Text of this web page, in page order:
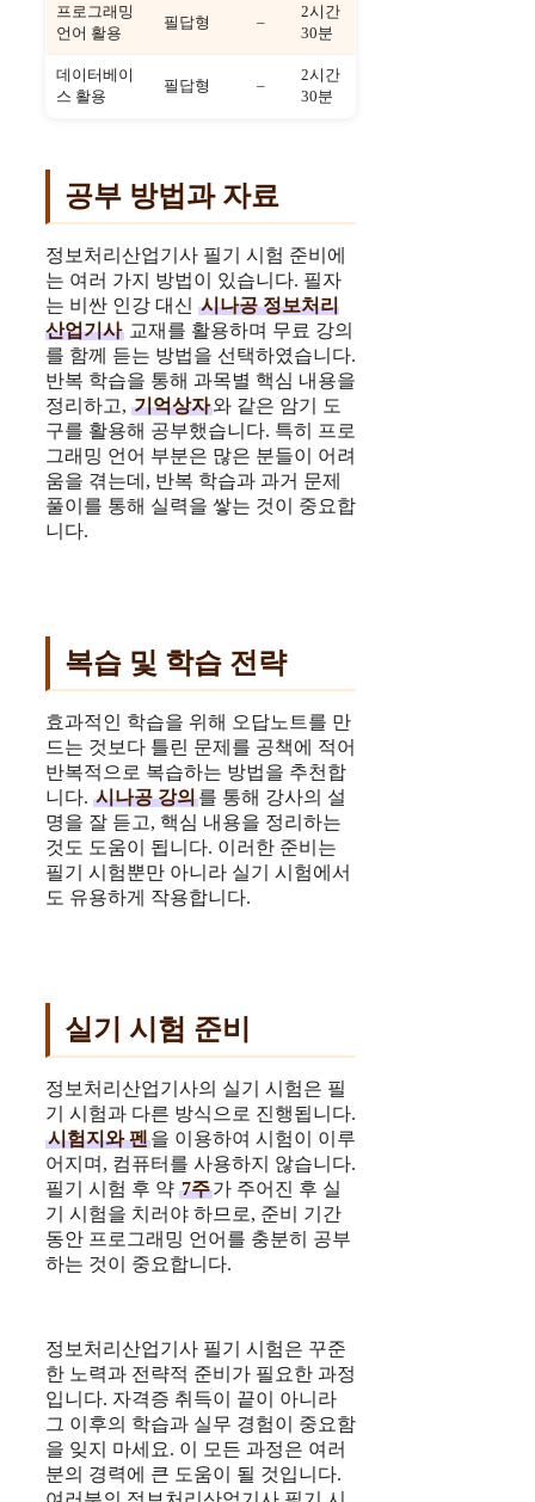
프로그래밍
언어 활용
필답형 –
2시간
30분
데이터베이
스 활용
필답형 –
2시간
30분
공부 방법과 자료
정보처리산업기사 필기 시험 준비에
는 여러 가지 방법이 있습니다. 필자
는 비싼 인강 대신 시나공 정보처리
산업기사 교재를 활용하며 무료 강의
를 함께 듣는 방법을 선택하였습니다.
반복 학습을 통해 과목별 핵심 내용을
정리하고, 기억상자와 같은 암기 도
구를 활용해 공부했습니다. 특히 프로
그래밍 언어 부분은 많은 분들이 어려
움을 겪는데, 반복 학습과 과거 문제
풀이를 통해 실력을 쌓는 것이 중요합
니다.
복습 및 학습 전략
효과적인 학습을 위해 오답노트를 만
드는 것보다 틀린 문제를 공책에 적어
반복적으로 복습하는 방법을 추천합
니다. 시나공 강의를 통해 강사의 설
명을 잘 듣고, 핵심 내용을 정리하는
것도 도움이 됩니다. 이러한 준비는
필기 시험뿐만 아니라 실기 시험에서
도 유용하게 작용합니다.
실기 시험 준비
정보처리산업기사의 실기 시험은 필
기 시험과 다른 방식으로 진행됩니다.
시험지와 펜을 이용하여 시험이 이루
어지며, 컴퓨터를 사용하지 않습니다.
필기 시험 후 약 7주가 주어진 후 실
기 시험을 치러야 하므로, 준비 기간
동안 프로그래밍 언어를 충분히 공부
하는 것이 중요합니다.
정보처리산업기사 필기 시험은 꾸준
한 노력과 전략적 준비가 필요한 과정
입니다. 자격증 취득이 끝이 아니라
그 이후의 학습과 실무 경험이 중요함
을 잊지 마세요. 이 모든 과정은 여러
분의 경력에 큰 도움이 될 것입니다.